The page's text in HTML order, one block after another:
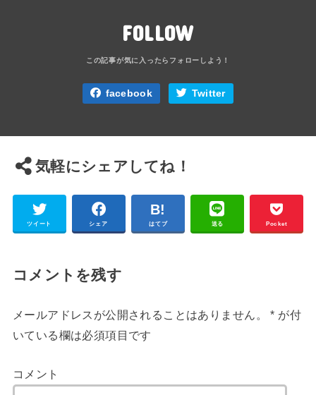
FOLLOW
facebook Twitter
気軽にシェアしてね！
ツイート シェア はてブ 送る Pocket
コメントを残す
メールアドレスが公開されることはありません。 * が付
いている欄は必須項目です
コメント